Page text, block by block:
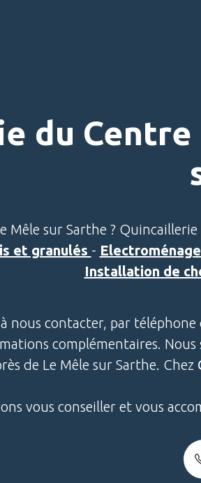
du
Mêle sur Sarthe ?
et granulés -
Installation de
à nous contacter, par
complémentaires. Nous
de Le Mêle sur Sarthe. Chez
vous conseiller et vous